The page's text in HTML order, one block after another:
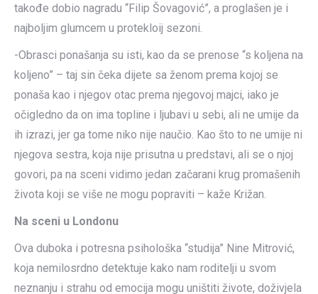
takođe dobio nagradu “Filip Šovagović”, a proglašen je i
najboljim glumcem u protekloij sezoni.
-Obrasci ponašanja su isti, kao da se prenose “s koljena na
koljeno” – taj sin čeka dijete sa ženom prema kojoj se
ponaša kao i njegov otac prema njegovoj majci, iako je
očigledno da on ima topline i ljubavi u sebi, ali ne umije da
ih izrazi, jer ga tome niko nije naučio. Kao što to ne umije ni
njegova sestra, koja nije prisutna u predstavi, ali se o njoj
govori, pa na sceni vidimo jedan začarani krug promašenih
života koji se više ne mogu popraviti – kaže Križan.
Na sceni u Londonu
Ova duboka i potresna psihološka “studija” Nine Mitrović,
koja nemilosrdno detektuje kako nam roditelji u svom
neznanju i strahu od emocija mogu uništiti živote, doživjela